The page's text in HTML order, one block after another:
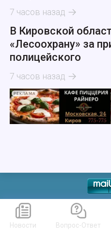
7 часов назад
В Кировской
«Лесоохрану» за
полицейского
7 часов назад
РЕКЛАМА
Новости Вопрос-Ответ